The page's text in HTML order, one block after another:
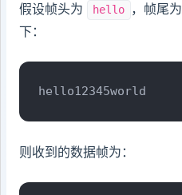
假设帧头为 hello ，帧尾为
下：
hello12345world
则收到的数据帧为：